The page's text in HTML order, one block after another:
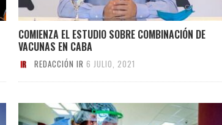
COMIENZA EL ESTUDIO SOBRE COMBINACIÓN DE
VACUNAS EN CABA
REDACCIÓN IR 6 JULIO, 2021